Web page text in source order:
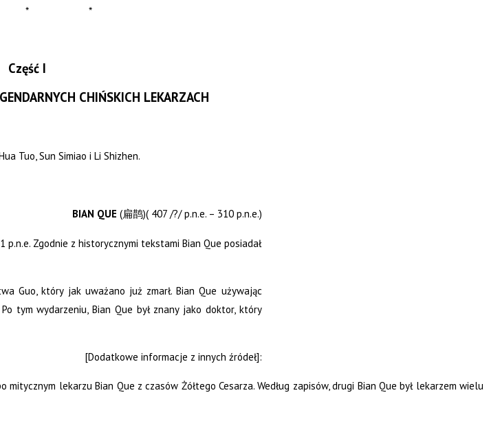
* *
Część I
CHIŃSKICH LEKARZACH
Tuo, Sun Simiao i Li Shizhen.
BIAN QUE (扁鹊)( 407 /?/ p.n.e. – 310 p.n.e.)
Zgodnie z historycznymi tekstami Bian Que posiadał
Guo, który jak uważano już zmarł. Bian Que używając
tym wydarzeniu, Bian Que był znany jako doktor, który
[Dodatkowe informacje z innych źródeł]:
lekarzu Bian Que z czasów Żółtego Cesarza. Według zapisów, drugi Bian Que był lekarzem wielu